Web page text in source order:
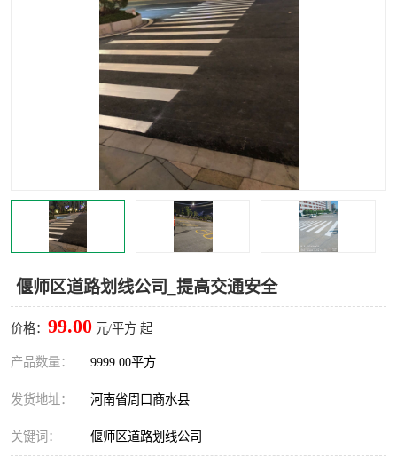
偃师区道路划线公司_提高交通安全
价格： 99.00 元/平方 起
产品数量： 9999.00平方
发货地址： 河南省周口商水县
关键词： 偃师区道路划线公司